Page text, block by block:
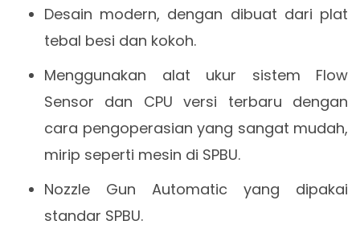
Desain modern, dengan dibuat dari plat
tebal besi dan kokoh.
Menggunakan alat ukur sistem Flow
Sensor dan CPU versi terbaru dengan
cara pengoperasian yang sangat mudah,
mirip seperti mesin di SPBU.
Nozzle Gun Automatic yang dipakai
standar SPBU.